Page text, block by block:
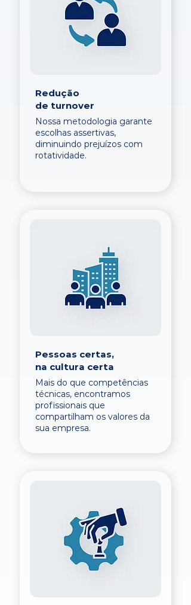
Redução
de turnover
Nossa metodologia garante
escolhas assertivas,
diminuindo prejuízos com
rotatividade.
Pessoas certas,
na cultura certa
Mais do que competências
técnicas, encontramos
profissionais que
compartilham os valores da
sua empresa.